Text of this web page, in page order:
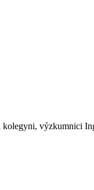
kolegyni, výzkumnici